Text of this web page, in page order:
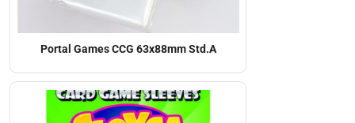
Portal Games CCG 63x88mm Std.A